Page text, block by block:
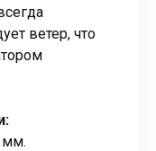
ветер, что
мм.